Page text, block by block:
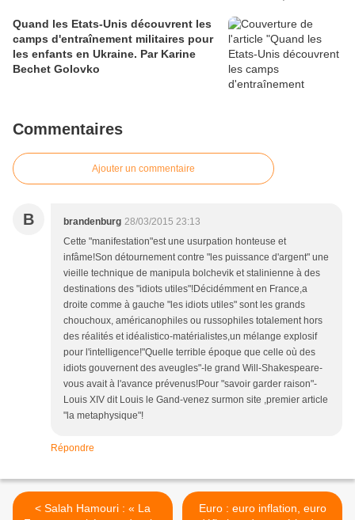
Quand les Etats-Unis découvrent les
camps d'entraînement militaires pour
les enfants en Ukraine. Par Karine
Bechet Golovko
Commentaires
Ajouter un commentaire
B brandenburg 28/03/2015 23:13
Cette "manifestation"est une usurpation honteuse et
infâme!Son détournement contre "les puissance d'argent" une
vieille technique de manipula bolchevik et stalinienne à des
destinations des "idiots utiles"!Décidémment en France,a
droite comme à gauche "les idiots utiles" sont les grands
chouchoux, américanophiles ou russophiles totalement hors
des réalités et idéalistico-matérialistes,un mélange explosif
pour l'intelligence!"Quelle terrible époque que celle où des
idiots gouvernent des aveugles"-le grand Will-Shakespeare-
vous avait à l'avance prévenus!Pour "savoir garder raison"-
Louis XIV dit Louis le Gand-venez surmon site ,premier article
"la metaphysique"!
Répondre
< Salah Hamouri : « La
Euro : euro inflation, euro